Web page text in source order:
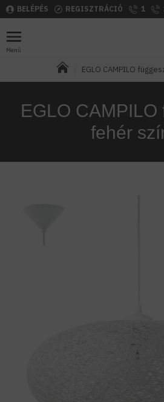
BELÉPÉS REGISZTRÁCIÓ 1
EGLO CAMPILO
EGLO CAMPILO
fehér